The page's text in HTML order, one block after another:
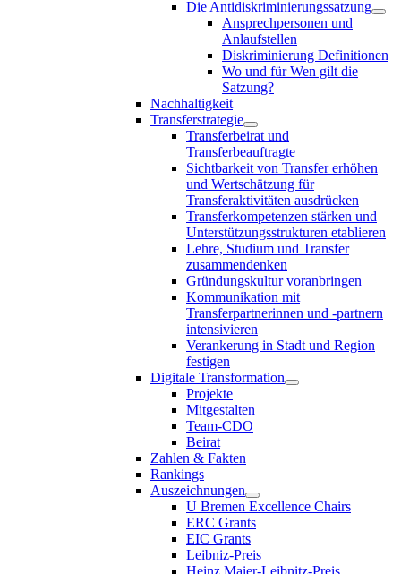
Die Antidiskriminierungssatzung
Ansprechpersonen und
Anlaufstellen
Diskriminierung Definitionen
Wo und für Wen gilt die
Satzung?
Nachhaltigkeit
Transferstrategie
Transferbeirat und
Transferbeauftragte
Sichtbarkeit von Transfer erhöhen
und Wertschätzung für
Transferaktivitäten ausdrücken
Transferkompetenzen stärken und
Unterstützungsstrukturen etablieren
Lehre, Studium und Transfer
zusammendenken
Gründungskultur voranbringen
Kommunikation mit
Transferpartnerinnen und -partnern
intensivieren
Verankerung in Stadt und Region
festigen
Digitale Transformation
Projekte
Mitgestalten
Team-CDO
Beirat
Zahlen & Fakten
Rankings
Auszeichnungen
U Bremen Excellence Chairs
ERC Grants
EIC Grants
Leibniz-Preis
Heinz Maier-Leibnitz-Preis